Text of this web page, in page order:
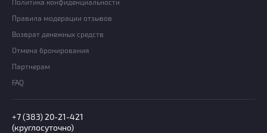
Правила модерации отзывов
Возврат денежных средств
Отмена бронирования
Партнерам
FAQ
+7 (383) 20-21-421
(круглосуточно)